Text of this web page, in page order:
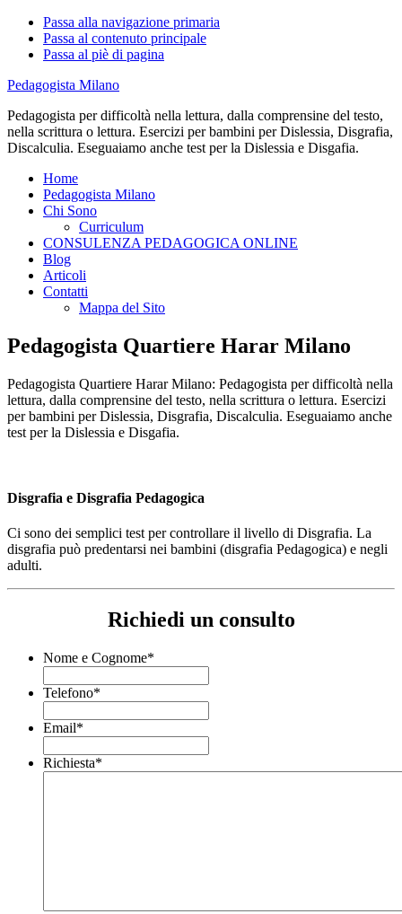
Passa alla navigazione primaria
Passa al contenuto principale
Passa al piè di pagina
Pedagogista Milano
Pedagogista per difficoltà nella lettura, dalla comprensine del testo,
nella scrittura o lettura. Esercizi per bambini per Dislessia, Disgrafia,
Discalculia. Eseguaiamo anche test per la Dislessia e Disgafia.
Home
Pedagogista Milano
Chi Sono
Curriculum
CONSULENZA PEDAGOGICA ONLINE
Blog
Articoli
Contatti
Mappa del Sito
Pedagogista Quartiere Harar Milano
Pedagogista Quartiere Harar Milano: Pedagogista per difficoltà nella
lettura, dalla comprensine del testo, nella scrittura o lettura. Esercizi
per bambini per Dislessia, Disgrafia, Discalculia. Eseguaiamo anche
test per la Dislessia e Disgafia.
Disgrafia e Disgrafia Pedagogica
Ci sono dei semplici test per controllare il livello di Disgrafia. La
disgrafia può predentarsi nei bambini (disgrafia Pedagogica) e negli
adulti.
Richiedi un consulto
Nome e Cognome*
Telefono*
Email*
Richiesta*